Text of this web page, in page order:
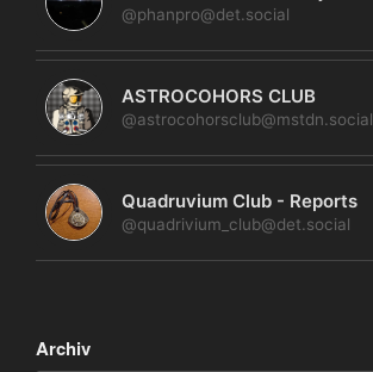
@phanpro@det.social
ASTROCOHORS CLUB
@astrocohorsclub@mstdn.social
Quadruvium Club - Reports
@quadrivium_club@det.social
Archiv